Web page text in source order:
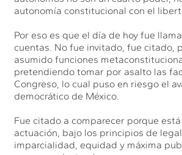
autonomía constitucional con el
Por eso es que el día de hoy fue
cuentas. No fue invitado, fue citado,
asumido funciones
pretendiendo tomar por asalto las
Congreso, lo cual puso en riesgo el
democrático de México.
Fue citado a comparecer porque
actuación, bajo los principios de
imparcialidad, equidad y máxima